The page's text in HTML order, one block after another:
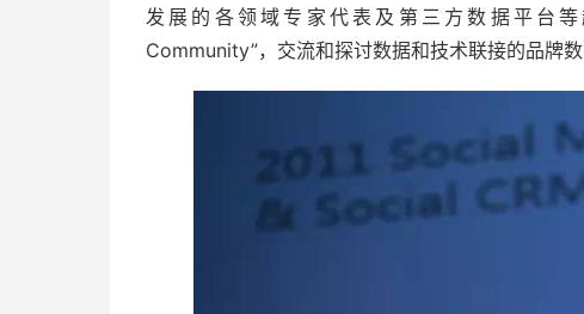
发展的各领域专家代表及第三方数据平台
Community”，交流和探讨数据和技术联接的品牌数